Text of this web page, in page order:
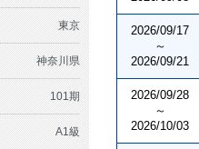
東京
神奈川県
101期
A1級
2026/09/17
～
2026/09/21
2026/09/28
～
2026/10/03